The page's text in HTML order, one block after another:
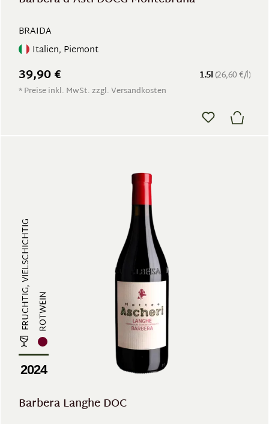
BRAIDA
Italien, Piemont
1.5l (26,60 €/l)
39,90 €
* Preise inkl. MwSt. zzgl. Versandkosten
FRUCHTIG, VIELSCHICHTIG ROTWEIN
2024
Barbera Langhe DOC